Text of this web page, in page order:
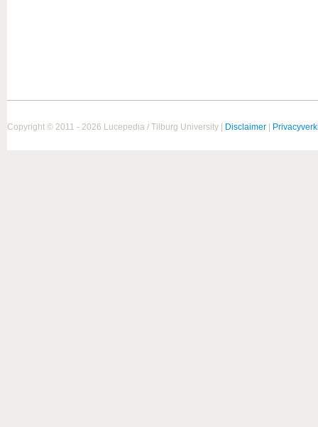
Copyright © 2011 - 2026 Lucepedia / Tilburg University | Disclaimer